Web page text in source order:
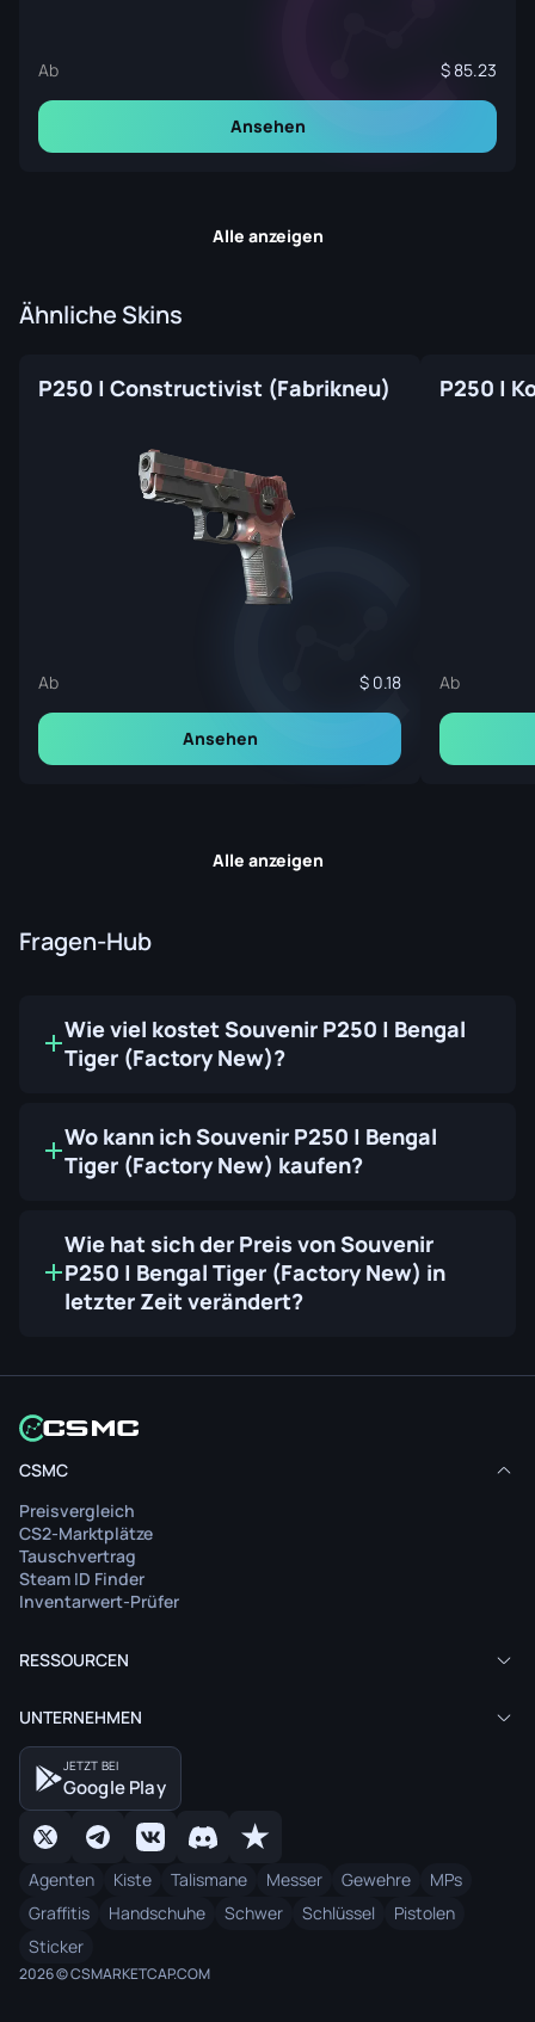
Ab 85.23
Ansehen
Alle anzeigen
Ähnliche Skins
P250 | Constructivist (Fabrikneu)
Ab 0.18
Ansehen
P250 |
Ab
Alle anzeigen
Fragen-Hub
Wie viel kostet Souvenir P250 | Bengal
Tiger (Factory New)?
Wo kann ich Souvenir P250 | Bengal
Tiger (Factory New) kaufen?
Wie hat sich der Preis von Souvenir
P250 | Bengal Tiger (Factory New) in
letzter Zeit verändert?
CSMC
Preisvergleich
CS2-Marktplätze
Tauschvertrag
Steam ID Finder
Inventarwert-Prüfer
RESSOURCEN
UNTERNEHMEN
JETZT BEI
Google Play
Agenten Kiste Talismane Messer Gewehre
MPs
Graffitis
Handschuhe Schwer Schlüssel
Pistolen
Sticker
2026 © CSMARKETCAP.COM